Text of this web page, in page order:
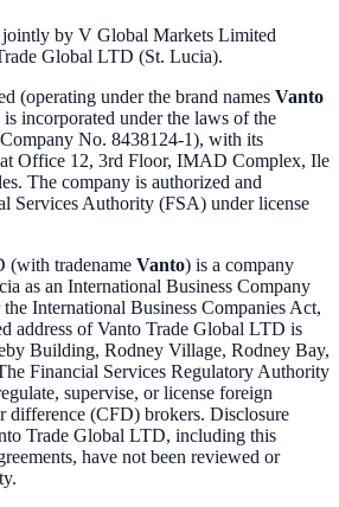
jointly by V Global Markets Limited
Global LTD (St. Lucia).
(operating under the brand names Vanto
is incorporated under the laws of the
No. 8438124-1), with its
Office 12, 3rd Floor, IMAD Complex, Ile
The company is authorized and
Services Authority (FSA) under license
(with tradename Vanto) is a company
as an International Business Company
International Business Companies Act,
address of Vanto Trade Global LTD is
Building, Rodney Village, Rodney Bay,
Financial Services Regulatory Authority
supervise, or license foreign
difference (CFD) brokers. Disclosure
Trade Global LTD, including this
have not been reviewed or